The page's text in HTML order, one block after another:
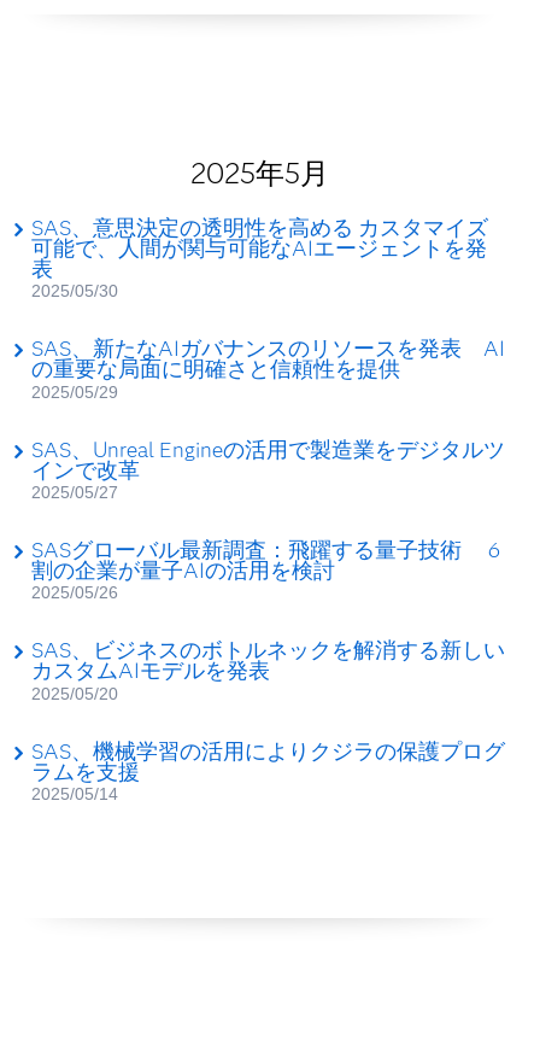
2025年5月
SAS、意思決定の透明性を高める カスタマイズ
可能で、人間が関与可能なAIエージェントを発
表
2025/05/30
SAS、新たなAIガバナンスのリソースを発表 AI
の重要な局面に明確さと信頼性を提供
2025/05/29
SAS、Unreal Engineの活用で製造業をデジタルツ
インで改革
2025/05/27
SASグローバル最新調査：飛躍する量子技術 6
割の企業が量子AIの活用を検討
2025/05/26
SAS、ビジネスのボトルネックを解消する新しい
カスタムAIモデルを発表
2025/05/20
SAS、機械学習の活用によりクジラの保護プログ
ラムを支援
2025/05/14